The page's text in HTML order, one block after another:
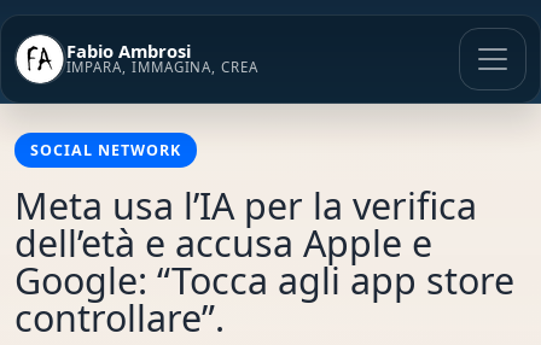
Vai
contenuto
Fabio Ambrosi
IMPARA, IMMAGINA, CREA
SOCIAL NETWORK
Meta usa l’IA per la verifica
dell’età e accusa Apple e
Google: “Tocca agli app store
controllare”.